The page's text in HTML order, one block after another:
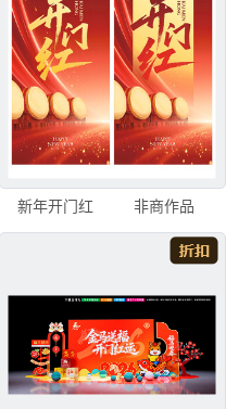
新年开门红 非商作品